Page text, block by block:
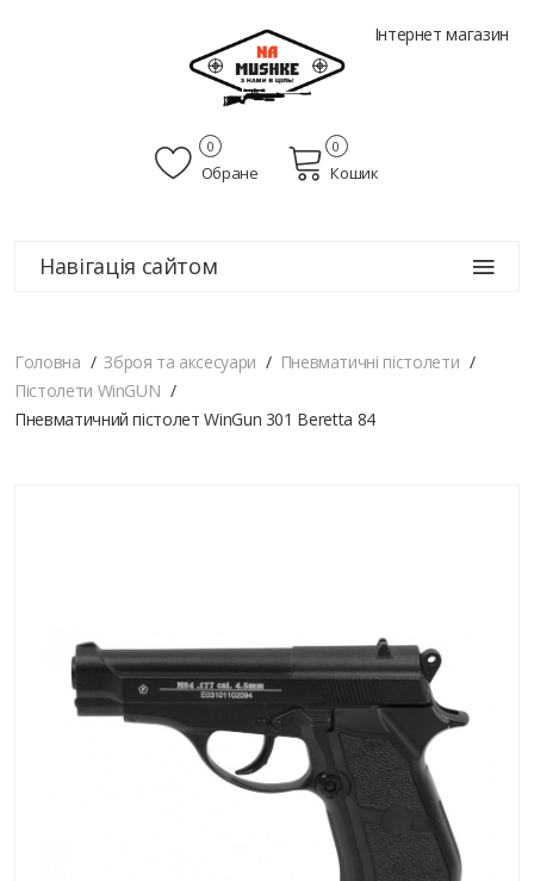
Інтернет магазин
Обране
0
Кошик
0
Навігація сайтом
Головна Зброя та аксесуари
Пневматичні пістолети
Пістолети WinGUN
Пневматичний пістолет WinGun 301 Beretta 84